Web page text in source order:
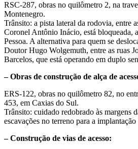
RSC-287, obras no quilômetro 2, na
Montenegro.
Trânsito: a pista lateral da rodovia, entre
Coronel Antônio Inácio, está bloqueada,
Pessoa. A alternativa para quem se
Doutor Hugo Wolgemuth, entre as ruas
Barcelos, que está operando em duplo
– Obras de construção de alça de
ERS-122, obras no quilômetro 82, no
453, em Caxias do Sul.
Trânsito: cuidado redobrado às margens
escavações no terreno para a
– Construção de vias de acesso: